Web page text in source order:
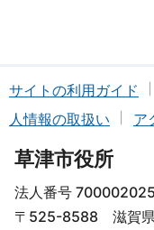
サイトの利用ガイド
人情報の取扱い
ア
草津市役所
法人番号
〒525-8588 滋賀県